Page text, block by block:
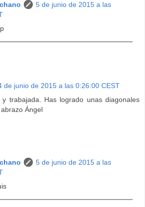
5 de junio de 2015 a las
de junio de 2015 a las 0:26:00 CEST
trabajada. Has logrado unas diagonales
Ángel
5 de junio de 2015 a las